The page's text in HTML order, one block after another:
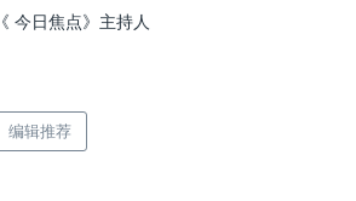
今日焦点》主持人
编辑推荐